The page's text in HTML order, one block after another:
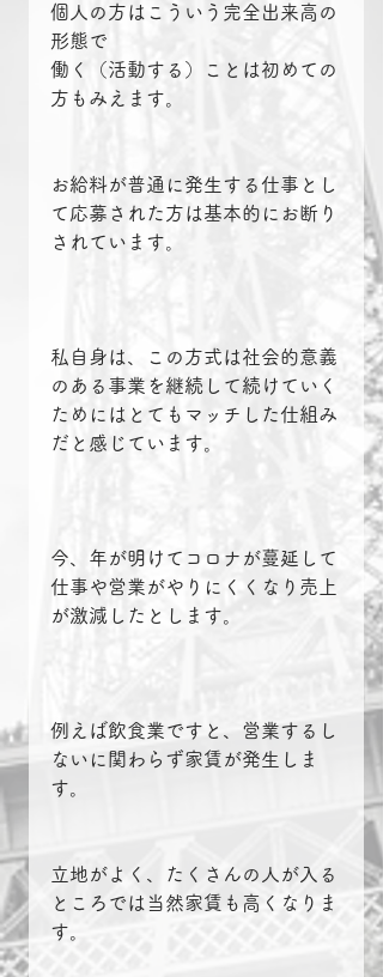
個人の方はこういう完全出来高の
形態で
働く（活動する）ことは初めての
方もみえます。
お給料が普通に発生する仕事とし
て応募された方は基本的にお断り
されています。
私自身は、この方式は社会的意義
のある事業を継続して続けていく
ためにはとてもマッチした仕組み
だと感じています。
今、年が明けてコロナが蔓延して
仕事や営業がやりにくくなり売上
が激減したとします。
例えば飲食業ですと、営業するし
ないに関わらず家賃が発生しま
す。
立地がよく、たくさんの人が入る
ところでは当然家賃も高くなりま
す。